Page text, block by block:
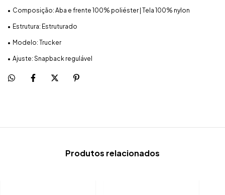
•⁠ ⁠Composição: Aba e frente 100% poliéster | Tela 100% nylon
•⁠ ⁠Estrutura: Estruturado
•⁠ ⁠Modelo: Trucker
•⁠ ⁠Ajuste: Snapback regulável
Produtos relacionados